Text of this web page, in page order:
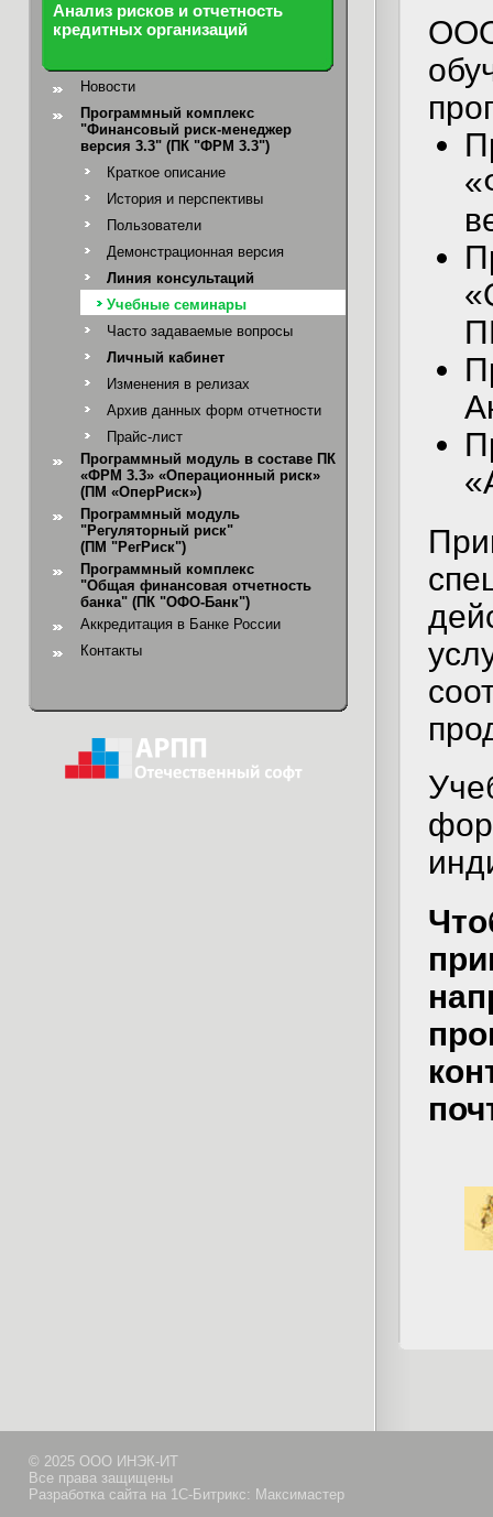
Анализ рисков и отчетность
кредитных организаций
Новости
Программный комплекс
"Финансовый риск-менеджер
версия 3.3" (ПК "ФРМ 3.3")
Краткое описание
История и перспективы
Пользователи
Демонстрационная версия
Линия консультаций
Учебные семинары
Часто задаваемые вопросы
Личный кабинет
Изменения в релизах
Архив данных форм отчетности
Прайс-лист
Программный модуль в составе ПК
«ФРМ 3.3» «Операционный риск»
(ПМ «ОперРиск»)
Программный модуль
"Регуляторный риск"
(ПМ "РегРиск")
Программный комплекс
"Общая финансовая отчетность
банка" (ПК "ОФО-Банк")
Аккредитация в Банке России
Контакты
© 2025 ООО ИНЭК-ИТ
Все права защищены
Разработка сайта на 1С-Битрикс: Максимастер